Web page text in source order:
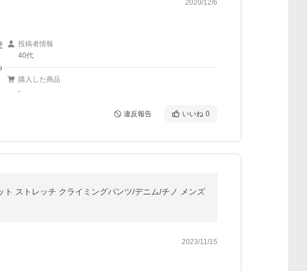
2020/12/6
投稿者情報
40代
購入した商品
-
違反報告 いいね 0
ストレッチ クライミングパンツ/デニム/チノ メンズ
2023/11/15